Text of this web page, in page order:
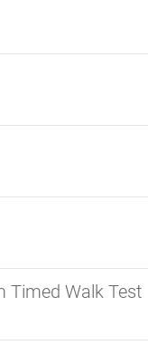
Timed Walk Test